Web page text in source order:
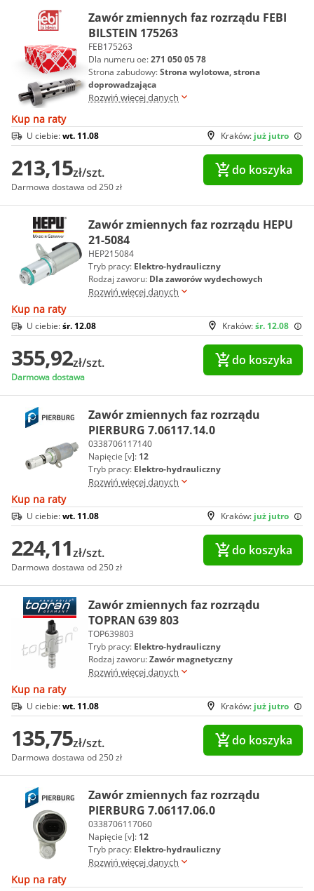
Zawór zmiennych faz rozrządu FEBI
BILSTEIN 175263
FEB175263
Dla numeru oe:271 050 05 78
Strona zabudowy:Strona wylotowa, strona
doprowadzająca
Rozwiń więcej danych
Kup na raty
Kraków: już jutro
U ciebie:wt. 11.08
213,15zł/szt.
Darmowa dostawa od 250 zł
do koszyka
Zawór zmiennych faz rozrządu HEPU
21-5084
HEP215084
Tryb pracy: Elektro-hydrauliczny
Rodzaj zaworu: Dla zaworów wydechowych
Rozwiń więcej danych
Kup na raty
Kraków:śr. 12.08
U ciebie:śr. 12.08
355,92zł/szt.
Darmowa dostawa
do koszyka
Zawór zmiennych faz rozrządu
PIERBURG 7.06117.14.0
0338706117140
Napięcie [v]: 12
Tryb pracy: Elektro-hydrauliczny
Rozwiń więcej danych
Kup na raty
Kraków: już jutro
U ciebie:wt. 11.08
224,11zł/szt.
Darmowa dostawa od 250 zł
do koszyka
Zawór zmiennych faz rozrządu
TOPRAN 639 803
TOP639803
Tryb pracy: Elektro-hydrauliczny
Rodzaj zaworu:Zawór magnetyczny
Rozwiń więcej danych
Kup na raty
Kraków: już jutro
U ciebie:wt. 11.08
135,75zł/szt.
Darmowa dostawa od 250 zł
do koszyka
Zawór zmiennych faz rozrządu
PIERBURG 7.06117.06.0
0338706117060
Napięcie [v]: 12
Tryb pracy: Elektro-hydrauliczny
Rozwiń więcej danych
Kup na raty